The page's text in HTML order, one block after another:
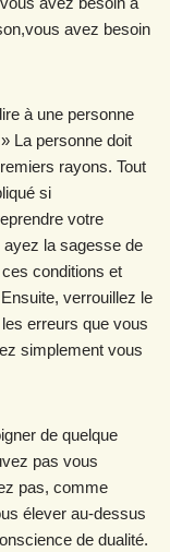
avez besoin
à une personne
La personne doit
rayons. Tout
si
votre
la sagesse de
conditions et
verrouillez le
erreurs que vous
simplement vous
de quelque
pas vous
pas, comme
élever au-dessus
de dualité.